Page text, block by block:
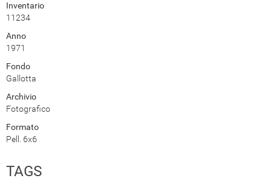
Inventario
11234
Anno
1971
Fondo
Gallotta
Archivio
Fotografico
Formato
Pell. 6x6
TAGS